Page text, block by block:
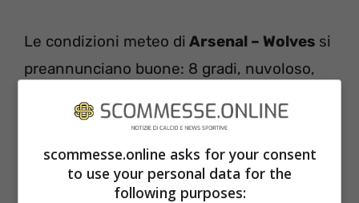
Le condizioni meteo di Arsenal – Wolves si
preannunciano buone: 8 gradi, nuvoloso,
scommesse.online asks for your consent
to use your personal data for the
following purposes: